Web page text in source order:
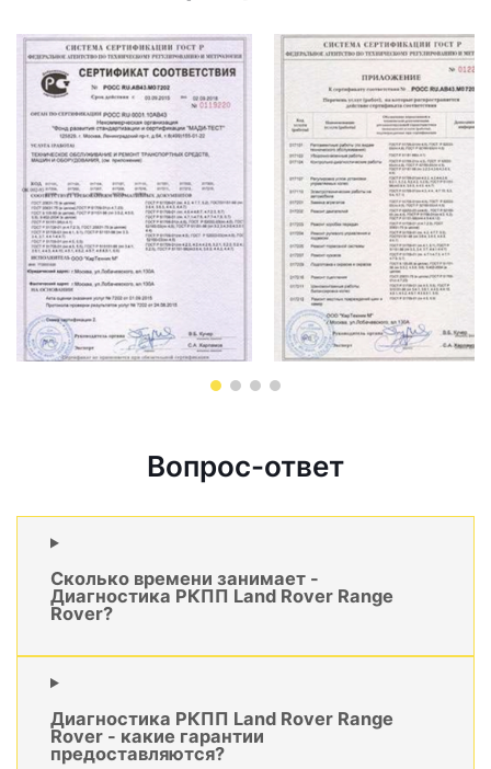
Вопрос-ответ
Сколько времени занимает -
Диагностика РКПП Land Rover Range
Rover?
Диагностика РКПП Land Rover Range
Rover - какие гарантии
предоставляются?